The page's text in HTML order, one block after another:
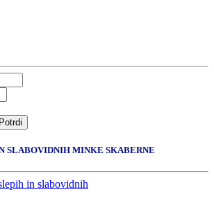
Potrdi
SLABOVIDNIH MINKE SKABERNE